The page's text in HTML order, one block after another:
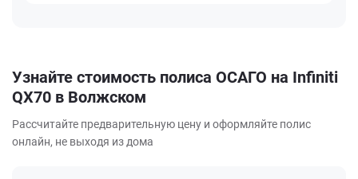
Узнайте стоимость полиса ОСАГО на Infiniti
QX70 в Волжском
Рассчитайте предварительную цену и оформляйте полис
онлайн, не выходя из дома